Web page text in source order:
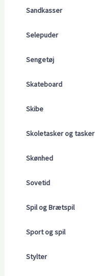
Sandkasser
Selepuder
Sengetøj
Skateboard
Skibe
Skoletasker og tasker
Skønhed
Sovetid
Spil og Brætspil
Sport og spil
Stylter